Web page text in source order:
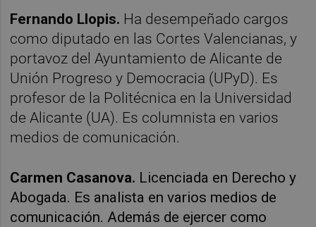
Fernando Llopis. Ha desempeñado cargos
como diputado en las Cortes Valencianas, y
portavoz del Ayuntamiento de Alicante de
Unión Progreso y Democracia (UPyD). Es
profesor de la Politécnica en la Universidad
de Alicante (UA). Es columnista en varios
medios de comunicación.
Carmen Casanova. Licenciada en Derecho y
Abogada. Es analista en varios medios de
comunicación. Además de ejercer como